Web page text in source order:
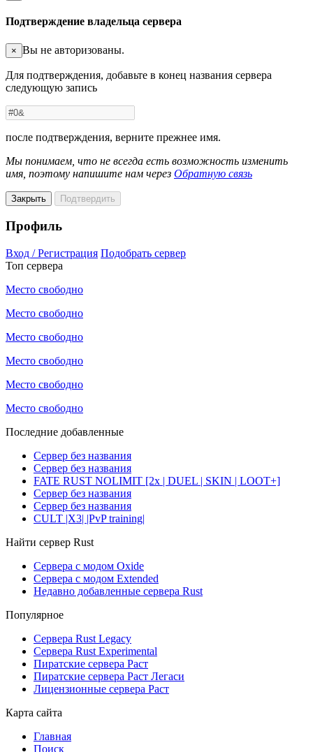
Подтверждение владельца сервера
× Вы не авторизованы.
Для подтверждения, добавьте в конец названия сервера
следующую запись
после подтверждения, верните прежнее имя.
Мы понимаем, что не всегда есть возможность изменить
имя, поэтому напишите нам через Обратную связь
Закрыть Подтвердить
Профиль
Вход / Регистрация Подобрать сервер
Топ сервера
Место свободно
Место свободно
Место свободно
Место свободно
Место свободно
Место свободно
Последние добавленные
Сервер без названия
Сервер без названия
FATE RUST NOLIMIT [2x | DUEL | SKIN | LOOT+]
Сервер без названия
Сервер без названия
CULT |X3| |PvP training|
Найти сервер Rust
Сервера с модом Oxide
Сервера с модом Extended
Недавно добавленные сервера Rust
Популярное
Сервера Rust Legacy
Сервера Rust Experimental
Пиратские сервера Раст
Пиратские сервера Раст Легаси
Лицензионные сервера Раст
Карта сайта
Главная
Поиск